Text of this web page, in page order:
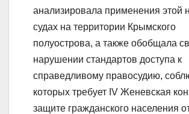
анализировала применения этой
судах на территории Крымского
полуострова, а также обобщала
нарушении стандартов доступа к
справедливому правосудию,
которых требует IV Женевская
защите гражданского населения